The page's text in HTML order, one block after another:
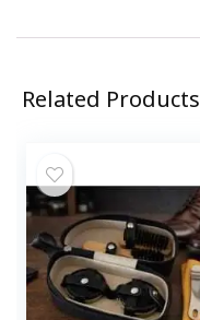
Related Products